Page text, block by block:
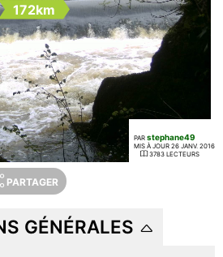
172km
PAR stephane49
MIS À JOUR 26 JANV. 2016
3783 LECTEURS
PARTAGER
GÉNÉRALES